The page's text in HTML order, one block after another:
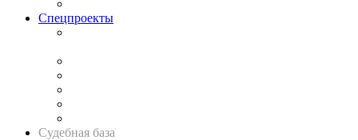
Спецпроекты
Судебная база